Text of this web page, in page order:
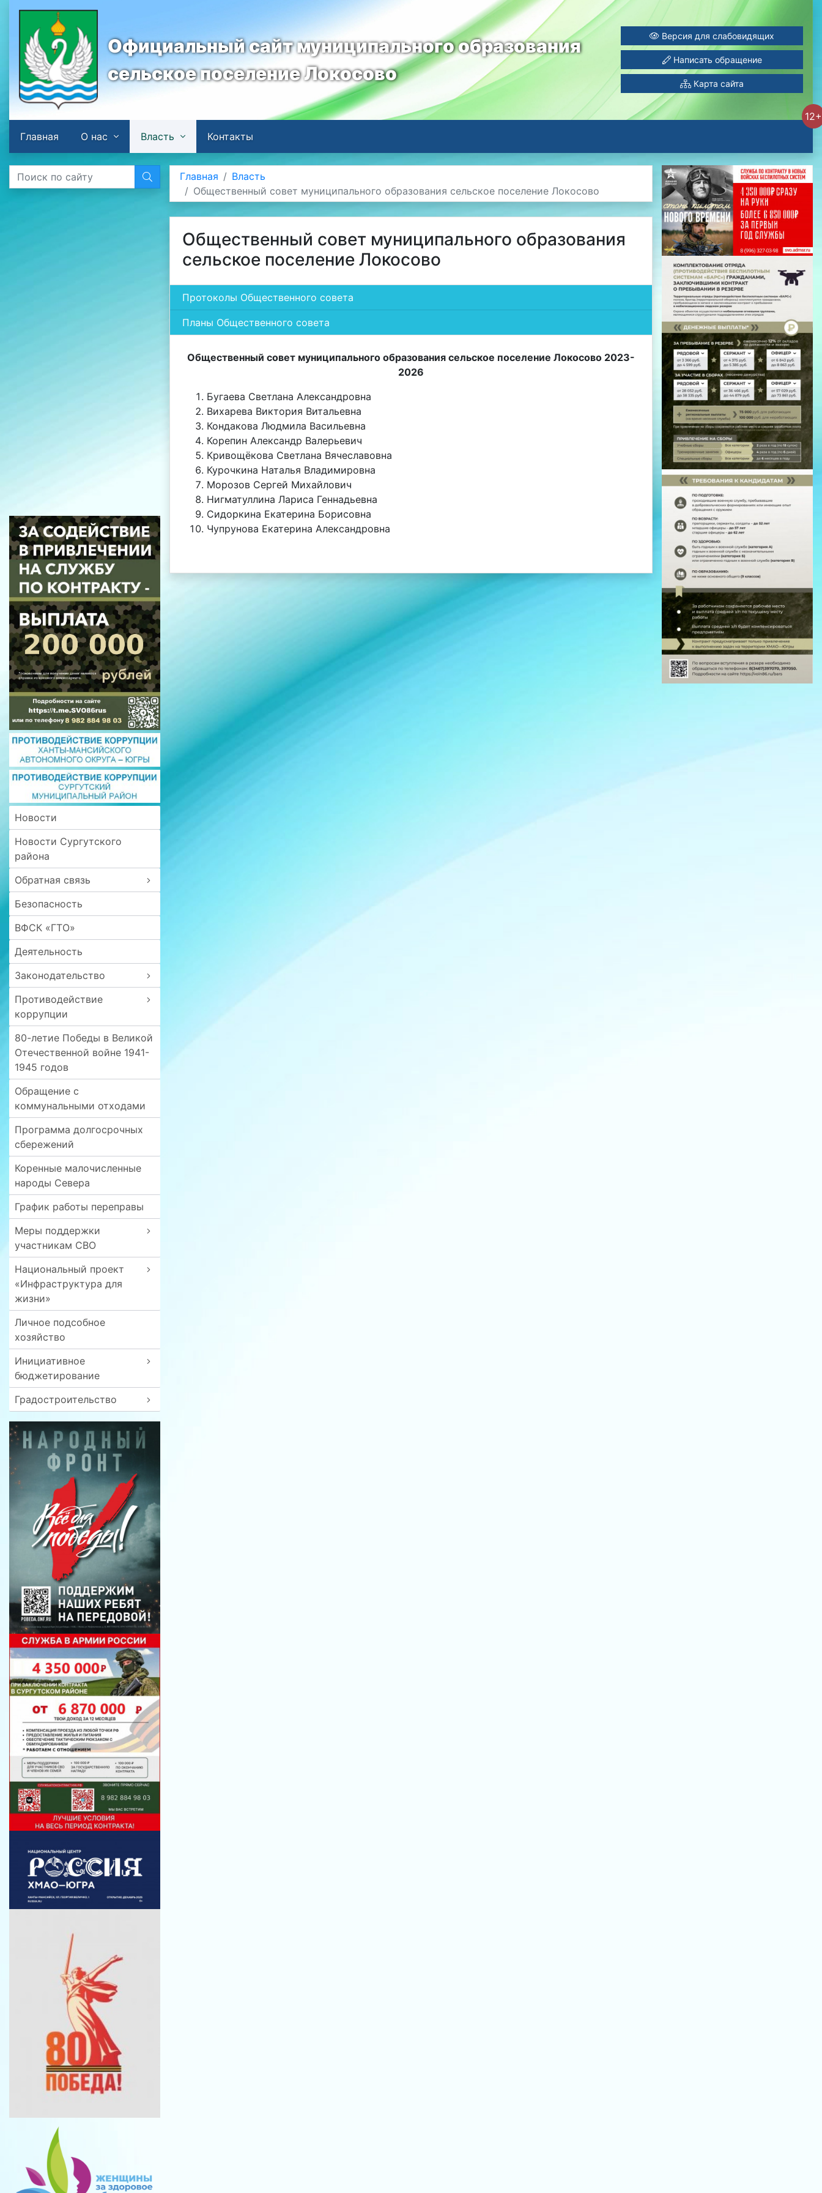
Официальный сайт муниципального образования
сельское поселение Локосово
Версия для слабовидящих
Написать обращение
Карта сайта
12+
Главная
О нас Власть Контакты
Новости
Новости Сургутского
района
Обратная связь
Безопасность
ВФСК «ГТО»
Деятельность
Законодательство
Противодействие
коррупции
80-летие Победы в Великой
Отечественной войне 1941-
1945 годов
Обращение с
коммунальными отходами
Программа долгосрочных
сбережений
Коренные малочисленные
народы Севера
График работы переправы
Меры поддержки
участникам СВО
Национальный проект
«Инфраструктура для
жизни»
Личное подсобное
хозяйство
Инициативное
бюджетирование
Градостроительство
Главная
Власть
Общественный совет муниципального образования сельское поселение Локосово
Общественный совет муниципального образования
сельское поселение Локосово
Протоколы Общественного совета
Планы Общественного совета
Общественный совет муниципального образования сельское поселение Локосово 2023-
2026
Бугаева Светлана Александровна
Вихарева Виктория Витальевна
Кондакова Людмила Васильевна
Корепин Александр Валерьевич
Кривощёкова Светлана Вячеславовна
Курочкина Наталья Владимировна
Морозов Сергей Михайлович
Нигматуллина Лариса Геннадьевна
Сидоркина Екатерина Борисовна
Чупрунова Екатерина Александровна